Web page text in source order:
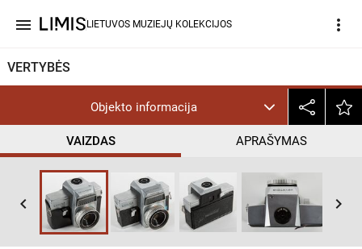
menu LIETUVOS MUZIEJŲ KOLEKCIJOS more_vert
VERTYBĖS
Objekto informacija
VAIZDAS APRAŠYMAS
keyboard_arrow_left keyboard_arrow_right